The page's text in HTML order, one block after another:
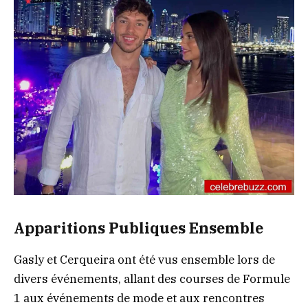
Apparitions Publiques Ensemble
Gasly et Cerqueira ont été vus ensemble lors de
divers événements, allant des courses de Formule
1 aux événements de mode et aux rencontres